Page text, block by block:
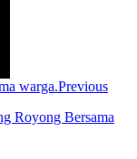
Previous
Royong Bersama